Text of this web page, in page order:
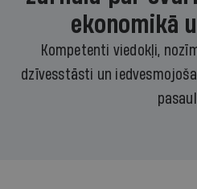
ekonomikā
Kompetenti viedokļi,
dzīvesstāsti un